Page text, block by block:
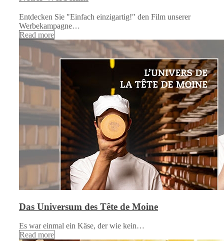
Entdecken Sie "Einfach einzigartig!" den Film unserer
Werbekampagne…
Read more
Das Universum des Tête de Moine
Es war einmal ein Käse, der wie kein…
Read more